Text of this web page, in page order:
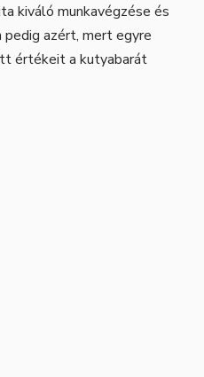
kiváló munkavégzése és
azért, mert egyre
értékeit a kutyabarát